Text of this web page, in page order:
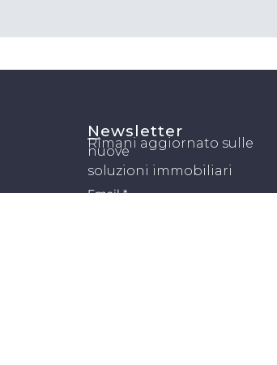
Newsletter
Rimani aggiornato sulle
nuove
soluzioni immobiliari
Email*